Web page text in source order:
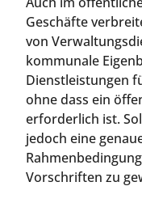
Geschäfte
von
kommunale
Dienstleistungen
ohne dass ein
erforderlich ist.
jedoch eine
Vorschriften zu